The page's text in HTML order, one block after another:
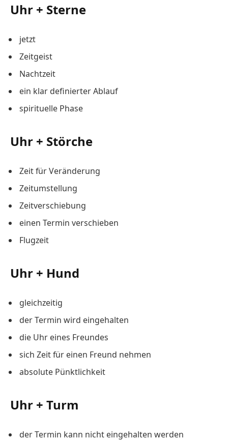
Uhr + Sterne
jetzt
Zeitgeist
Nachtzeit
ein klar definierter Ablauf
spirituelle Phase
Uhr + Störche
Zeit für Veränderung
Zeitumstellung
Zeitverschiebung
einen Termin verschieben
Flugzeit
Uhr + Hund
gleichzeitig
der Termin wird eingehalten
die Uhr eines Freundes
sich Zeit für einen Freund nehmen
absolute Pünktlichkeit
Uhr + Turm
der Termin kann nicht eingehalten werden